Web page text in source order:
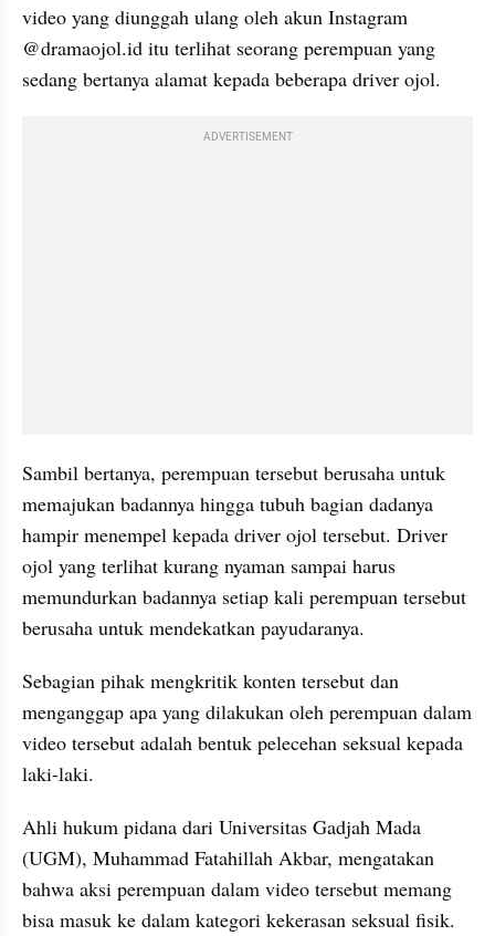
video yang diunggah ulang oleh akun Instagram
@dramaojol.id itu terlihat seorang perempuan yang
sedang bertanya alamat kepada beberapa driver ojol.
ADVERTISEMENT
Sambil bertanya, perempuan tersebut berusaha untuk
memajukan badannya hingga tubuh bagian dadanya
hampir menempel kepada driver ojol tersebut. Driver
ojol yang terlihat kurang nyaman sampai harus
memundurkan badannya setiap kali perempuan tersebut
berusaha untuk mendekatkan payudaranya.
Sebagian pihak mengkritik konten tersebut dan
menganggap apa yang dilakukan oleh perempuan dalam
video tersebut adalah bentuk pelecehan seksual kepada
laki-laki.
Ahli hukum pidana dari Universitas Gadjah Mada
(UGM), Muhammad Fatahillah Akbar, mengatakan
bahwa aksi perempuan dalam video tersebut memang
bisa masuk ke dalam kategori kekerasan seksual fisik.